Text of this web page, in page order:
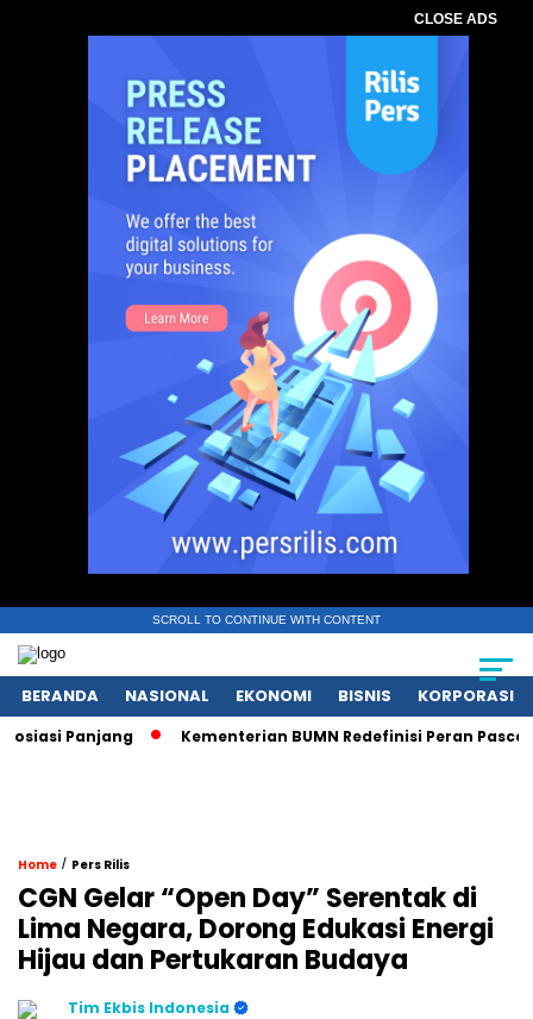
CLOSE ADS
SCROLL TO CONTINUE WITH CONTENT
BERANDA NASIONAL EKONOMI BISNIS KORPORASI
Panjang Kementerian BUMN Redefinisi Peran Pasca
Home / Pers Rilis
CGN Gelar “Open Day” Serentak di
Lima Negara, Dorong Edukasi Energi
Hijau dan Pertukaran Budaya
Tim Ekbis Indonesia